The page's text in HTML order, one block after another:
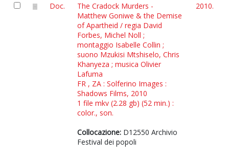
Doc.
The Cradock Murders -
Matthew Goniwe & the Demise
of Apartheid / regia David
Forbes, Michel Noll ;
montaggio Isabelle Collin ;
suono Mzukisi Mtshiselo, Chris
Khanyeza ; musica Olivier
Lafuma
FR , ZA : Solferino Images :
Shadows Films, 2010
1 file mkv (2.28 gb) (52 min.) :
color., son.
Collocazione: D12550 Archivio
Festival dei popoli
2010.